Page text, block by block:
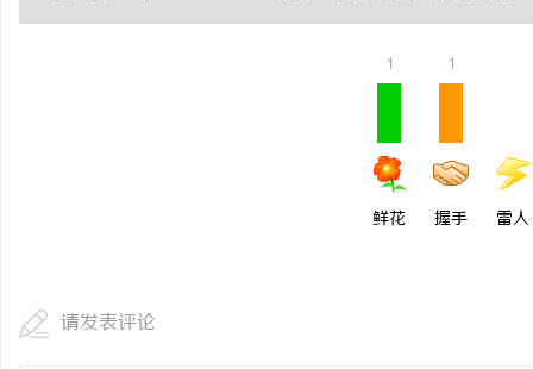
1
鲜花
1
握手 雷人
请发表评论